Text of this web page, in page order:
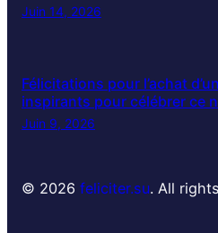
Juin 14, 2026
Félicitations pour l’achat
inspirants pour célébrer ce
Juin 9, 2026
© 2026 feliciter.su. All